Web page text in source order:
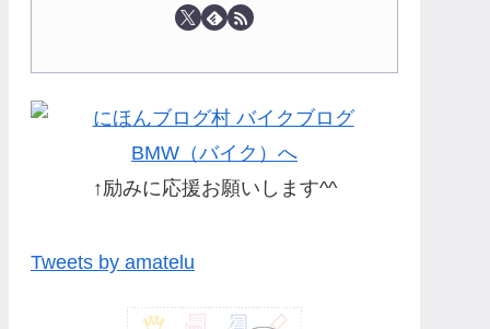
↑励みに応援お願いします^^
Tweets by amatelu